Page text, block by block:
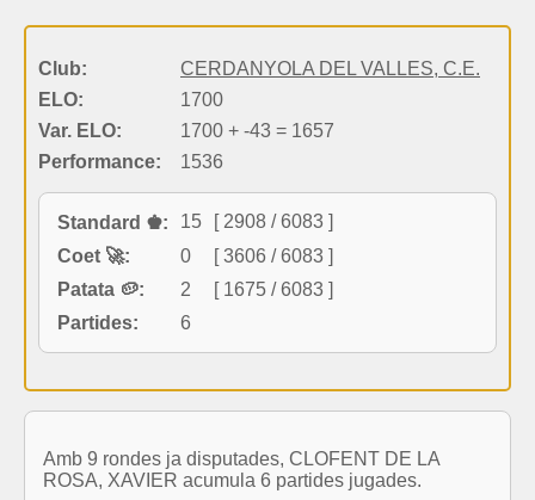
Club:
CERDANYOLA DEL VALLES, C.E.
ELO:
1700
Var. ELO:
1700 + -43 = 1657
Performance:
1536
Standard ♚: 15
[ 2908 / 6083 ]
Coet 🚀:
0
[ 3606 / 6083 ]
Patata 🥔:
2
[ 1675 / 6083 ]
Partides:
6
Amb 9 rondes ja disputades, CLOFENT DE LA
ROSA, XAVIER acumula 6 partides jugades.